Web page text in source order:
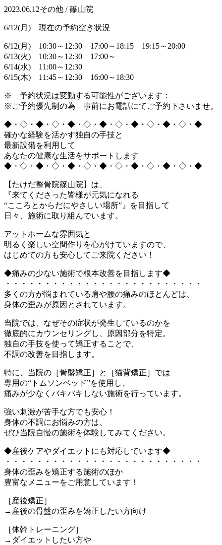
2023.06.12その他 / 篠山院
6/12(月) 現在の予約空き状況
6/12(月) 10:30～12:30 17:00～18:15 19:15～20:00
6/13(火) 10:30～12:30 17:00～
6/14(水) 11:00～12:30
6/15(木) 11:45～12:30 16:00～18:30
※ 予約状況は変動する可能性がございます：
※ご予約優先制の為 事前にお電話にてご予約下さいませ。
◆・◇・◆・◇・◆・◇・◆・◇・◆・◇・◆・◇・◆
確かな経験を活かす独自の手技と
最新設備を利用して
あなたの健康な生活をサポートします
◆・◇・◆・◇・◆・◇・◆・◇・◆・◇・◆・◇・◆
【たけだ整骨院篠山院】は、
『来てくださった皆様が元気になれる
“こころとからだにやさしい場所”』を目指して
日々、施術に取り組んでいます。
アットホームな雰囲気と
明るく楽しい空間作りを心がけていますので、
はじめての方も安心してご来院ください！
◆痛みの少ない施術で根本改善を目指します◆
・・・・・・・・・・・・・・・・・・・・・・・・・
多くの方が悩まれている肩や腰の痛みのほとんどは、
身体の歪みが原因とされています。
当院では、なぜその症状が発生しているのかを
徹底的にカウンセリングし、原因部分を特定。
独自の手技を使って矯正することで、
不調の改善を目指します。
特に、当院の［骨盤矯正］と［猫背矯正］では
専用の“トムソンベッド”を使用し、
痛みが少なくバキバキしない施術を行っています。
強い刺激が苦手な方でも安心！
身体の不調にお悩みの方は、
ぜひ当院自慢の施術を体験してみてください。
◆産後ケアやダイエットにも対応しています◆
・・・・・・・・・・・・・・・・・・・・・・・・・
身体の歪みを矯正する施術のほか
豊富なメニューをご用意しています！
［産後矯正］
→産後の骨盤の歪みを矯正したい方向け
［体幹トレーニング］
→ダイエットしたい方や